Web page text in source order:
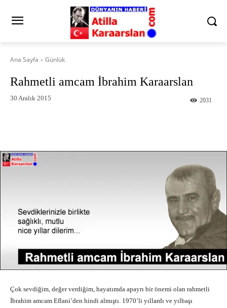
Ana Sayfa Günlük
Rahmetli amcam İbrahim Karaarslan
30 Aralık 2015 2031
Çok sevdiğim, değer verdiğim, hayatımda apayrı bir önemi olan rahmetli
İbrahim amcam Eflani’den hindi almıştı. 1970’li yıllardı ve yılbaşı